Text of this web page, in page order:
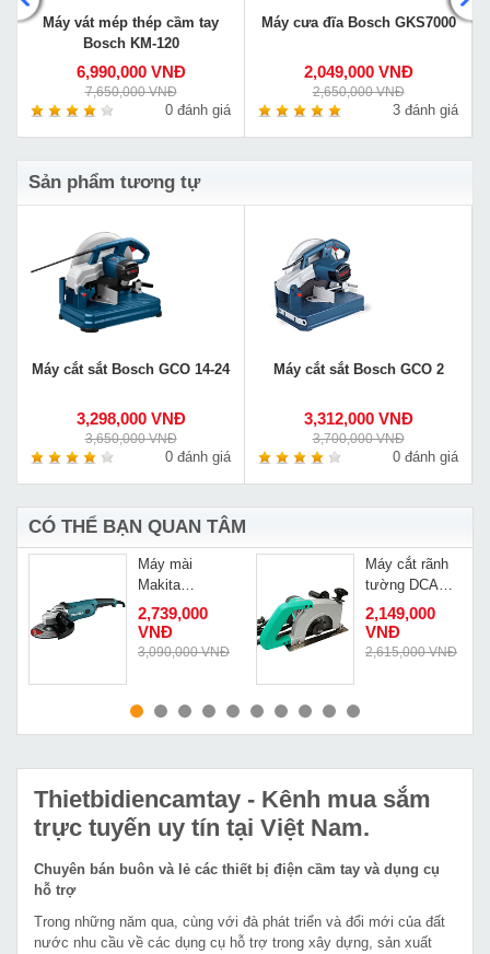
Máy vát mép thép cầm tay
Bosch KM-120
6,990,000 VNĐ
7,650,000 VNĐ
0 đánh giá
Máy cưa đĩa Bosch GKS7000
2,049,000 VNĐ
2,650,000 VNĐ
3 đánh giá
Sản phẩm tương tự
Máy cắt sắt Bosch GCO 14-24
3,298,000 VNĐ
3,650,000 VNĐ
0 đánh giá
Máy cắt sắt Bosch GCO 2
3,312,000 VNĐ
3,700,000 VNĐ
0 đánh giá
CÓ THỂ BẠN QUAN TÂM
MUA NGAY
Máy mài
Makita
GA9020R01
2,739,000
VNĐ
3,090,000 VNĐ
MUA NGAY
Máy cắt rãnh
tường DCA
AZE02 180
2,149,000
VNĐ
2,615,000 VNĐ
Thietbidiencamtay - Kênh mua sắm
trực tuyến uy tín tại Việt Nam.
Chuyên bán buôn và lẻ các thiết bị điện cầm tay và dụng cụ
hỗ trợ
Trong những năm qua, cùng với đà phát triển và đổi mới của đất
nước nhu cầu về các dụng cụ hỗ trợ trong xây dựng, sản xuất